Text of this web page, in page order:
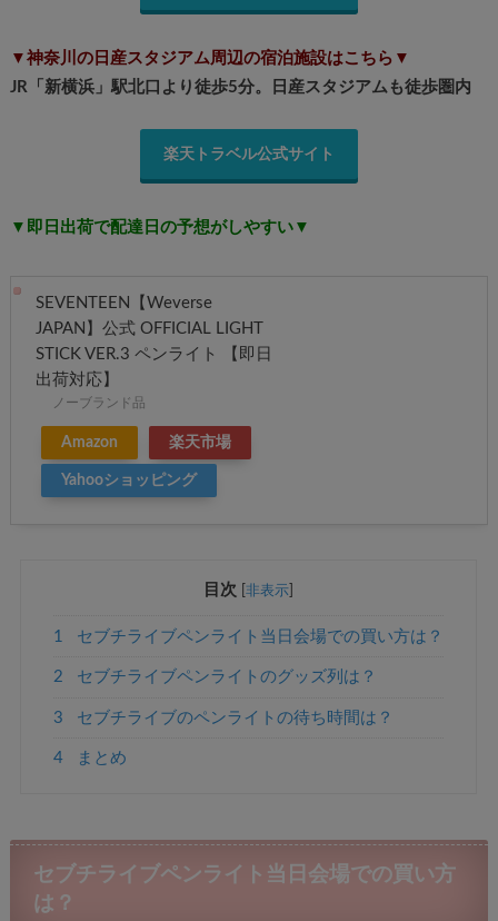
▼神奈川の日産スタジアム周辺の宿泊施設はこちら▼
JR「新横浜」駅北口より徒歩5分。日産スタジアムも徒歩圏内
楽天トラベル公式サイト
▼即日出荷で配達日の予想がしやすい▼
SEVENTEEN【Weverse
JAPAN】公式 OFFICIAL LIGHT
STICK VER.3 ペンライト 【即日
出荷対応】
ノーブランド品
Amazon 楽天市場
Yahooショッピング
目次 [非表示
1 セブチライブペンライト当日会場での買い方は？
2 セブチライブペンライトのグッズ列は？
3 セブチライブのペンライトの待ち時間は？
4 まとめ
セブチライブペンライト当日会場での買い方
は？